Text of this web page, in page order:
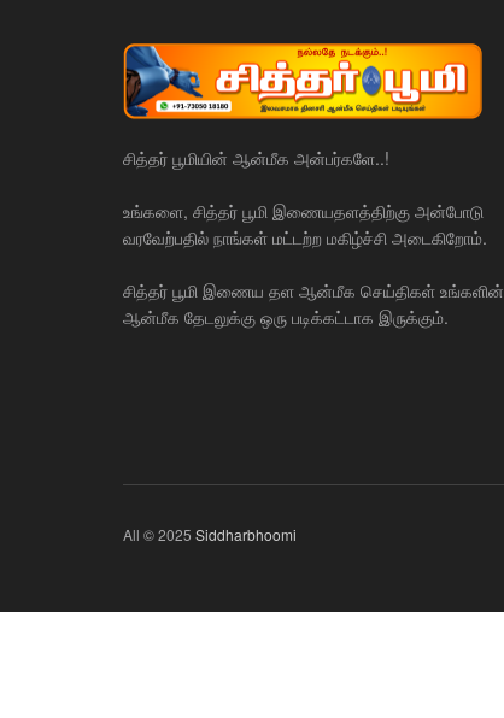
சித்தர் பூமியின் ஆன்மீக அன்பர்களே..!
உங்களை, சித்தர் பூமி இணையதளத்திற்கு அன்போடு
வரவேற்பதில் நாங்கள் மட்டற்ற மகிழ்ச்சி அடைகிறோம்.
சித்தர் பூமி இணைய தள ஆன்மீக செய்திகள் உங்களின்
ஆன்மீக தேடலுக்கு ஒரு படிக்கட்டாக இருக்கும்.
All © 2025 Siddharbhoomi